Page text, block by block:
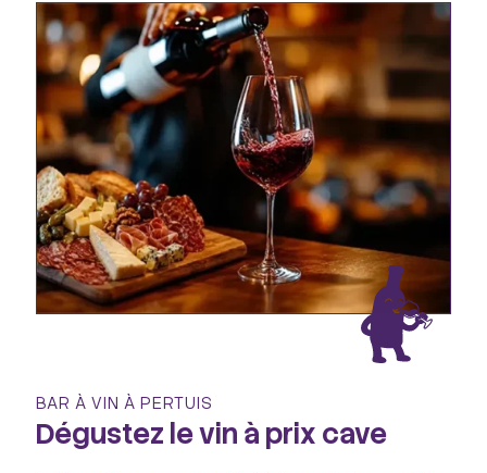
BAR À VIN À PERTUIS
Dégustez le vin à prix cave